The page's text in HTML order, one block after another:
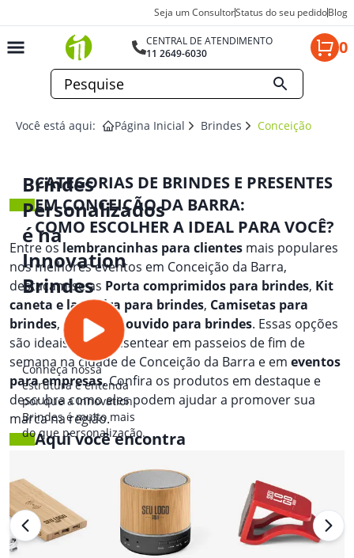
Seja um ConsultorStatus do seu pedidoBlog
CENTRAL DE ATENDIMENTO
11 2649-6030
0
Você está aqui: Página Inicial Brindes Conceição Da
Brindes
Personalizados
é na
Innovation
Brindes
Conheça nossa
estrutura e entenda
por que a Innovation
Brindes é muito mais
do que personalização.
CATEGORIAS DE BRINDES E PRESENTES
EM CONCEIÇÃO DA BARRA:
COMO ESCOLHER A IDEAL PARA VOCÊ?
Entre oslembrancinhas para clientes mais populares
nos melhores eventos em Conceição da Barra,
destacam-se as Porta comprimidos para brindes, Kit
caneta e lapiseira para brindes, Camisetas para
brindes, e Fone de ouvido para brindes. Essas opções
são ideais para presentear em passeios de fim de
semana na cidade de Conceição da Barra e em eventos
para empresas. Confira os produtos em destaque e
descubra como eles podem ajudar a promover sua
marca na região.
Aqui você encontra